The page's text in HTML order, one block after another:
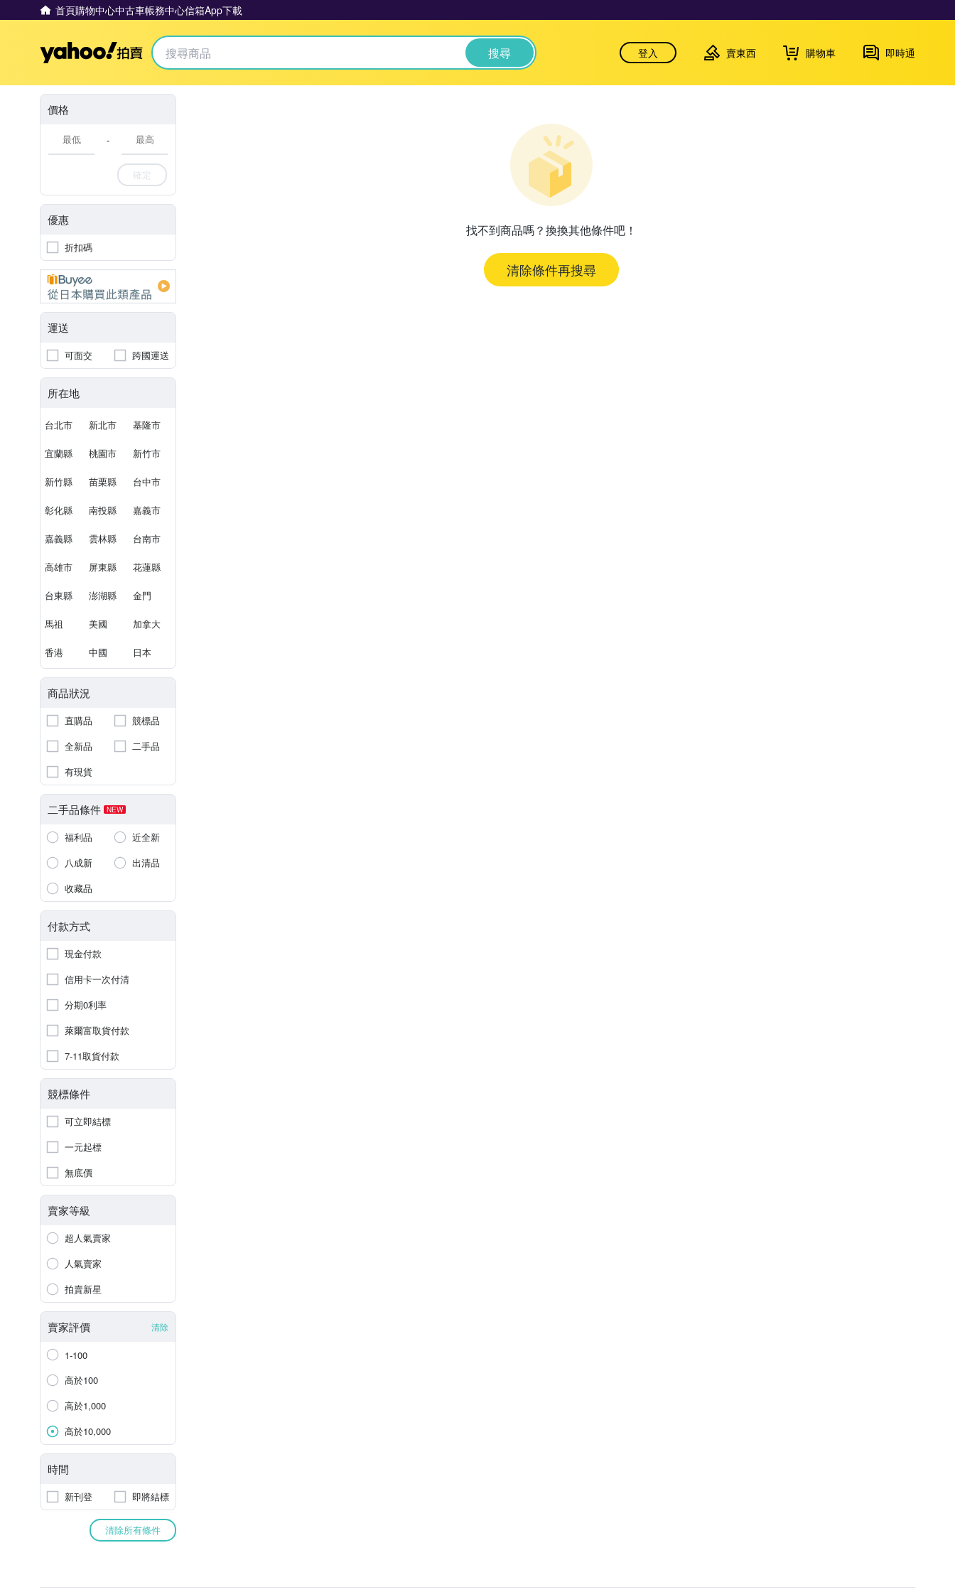
首頁購物中心中古車帳務中心信箱App下載
Yahoo拍賣 搜尋 登入 賣東西 購物車 即時通
價格
-
確定
優惠
折扣碼
運送
可面交 跨國運送
所在地
台北市 新北市 基隆市
宜蘭縣 桃園市 新竹市
新竹縣 苗栗縣 台中市
彰化縣 南投縣 嘉義市
嘉義縣 雲林縣 台南市
高雄市 屏東縣 花蓮縣
台東縣 澎湖縣 金門
馬祖 美國 加拿大
香港 中國 日本
商品狀況
直購品
競標品
全新品
二手品
有現貨
二手品條件 NEW
福利品
近全新
八成新
出清品
收藏品
付款方式
現金付款
信用卡一次付清
分期0利率
萊爾富取貨付款
7-11取貨付款
競標條件
可立即結標
一元起標
無底價
賣家等級
超人氣賣家
人氣賣家
拍賣新星
賣家評價 清除
1-100
高於100
高於1,000
高於10,000
時間
新刊登 即將結標
清除所有條件
找不到商品嗎？換換其他條件吧！
清除條件再搜尋